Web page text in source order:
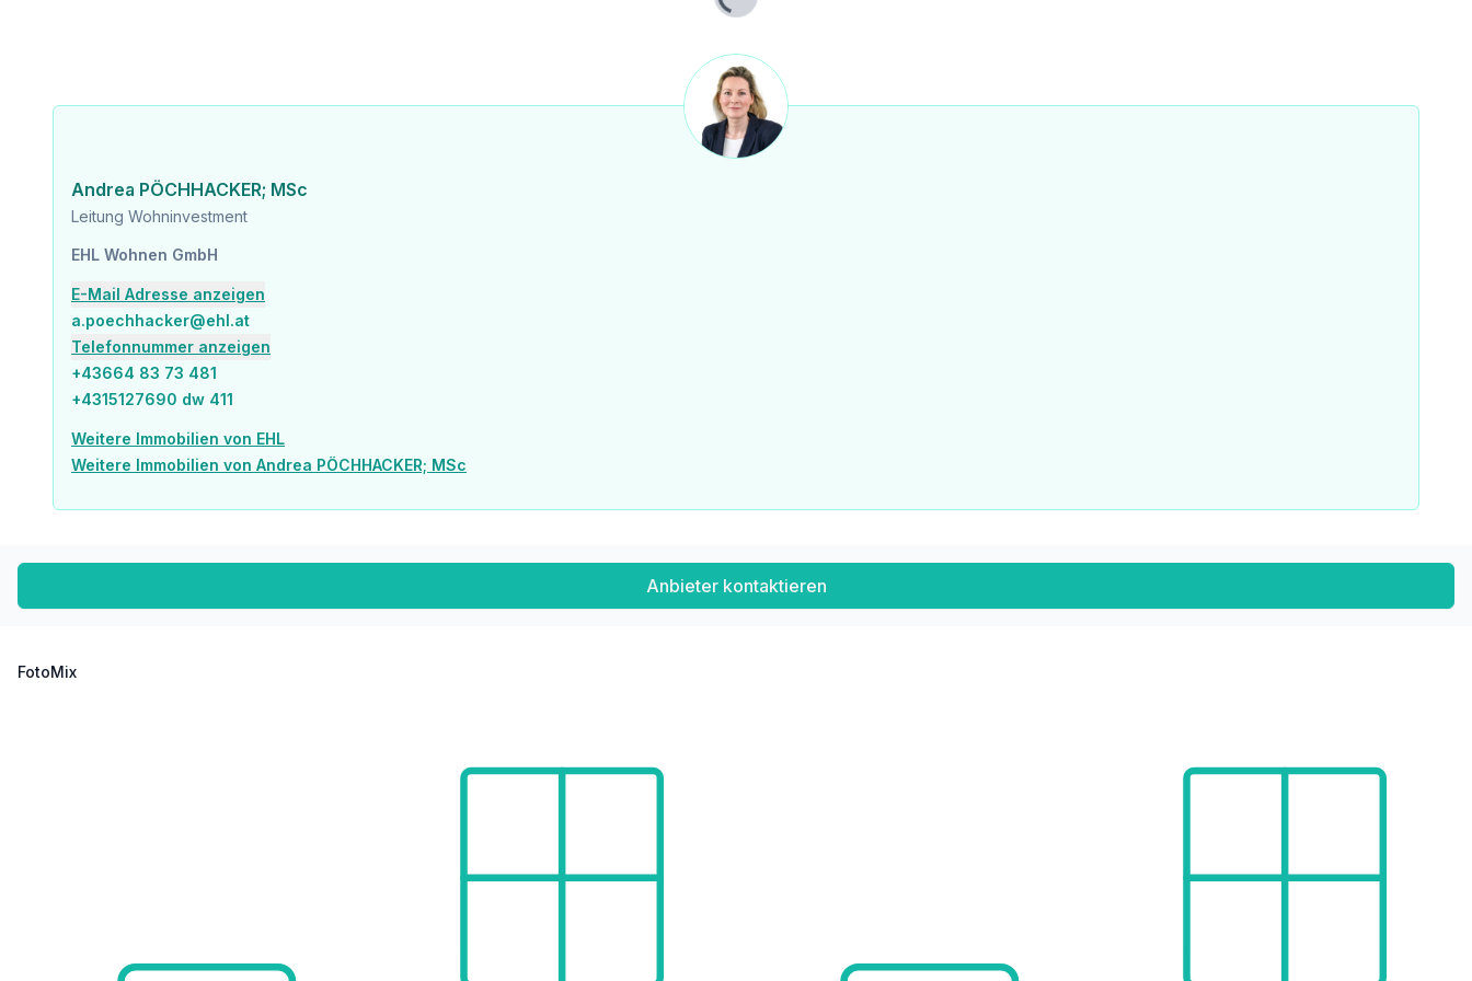
Nahversorgung
Supermarkt <250m
Bäckerei <500m
Einkaufszentrum <2.000m
Sonstige
Geldautomat <250m
Bank <750m
Polizei <750m
Verkehr
Bus <250m
U-Bahn <250m
Bahnhof <250m
Lade...
Andrea PÖCHHACKER; MSc
Leitung Wohninvestment
EHL Wohnen GmbH
E-Mail Adresse anzeigen
a.poechhacker@ehl.at
Telefonnummer anzeigen
+43664 83 73 481
+4315127690 dw 411
Weitere Immobilien von EHL
Weitere Immobilien von Andrea PÖCHHACKER; MSc
Anbieter kontaktieren
FotoMix